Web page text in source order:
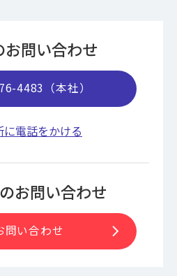
お問い合わせ
4483（本社）
電話をかける
お問い合わせ
問い合わせ chevron_right